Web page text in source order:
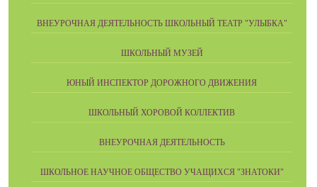
ВНЕУРОЧНАЯ ДЕЯТЕЛЬНОСТЬ ШКОЛЬНЫЙ ТЕАТР "УЛЫБКА"
ШКОЛЬНЫЙ МУЗЕЙ
ЮНЫЙ ИНСПЕКТОР ДОРОЖНОГО ДВИЖЕНИЯ
ШКОЛЬНЫЙ ХОРОВОЙ КОЛЛЕКТИВ
ВНЕУРОЧНАЯ ДЕЯТЕЛЬНОСТЬ
ШКОЛЬНОЕ НАУЧНОЕ ОБЩЕСТВО УЧАЩИХСЯ "ЗНАТОКИ"